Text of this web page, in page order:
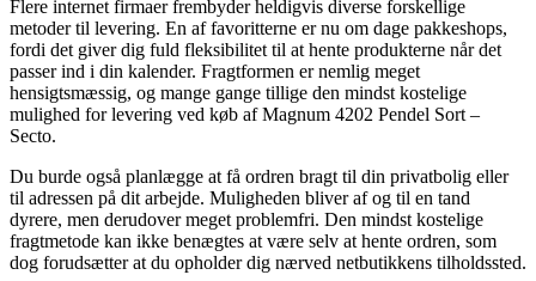
Flere internet firmaer frembyder heldigvis diverse forskellige
metoder til levering. En af favoritterne er nu om dage pakkeshops,
fordi det giver dig fuld fleksibilitet til at hente produkterne når det
passer ind i din kalender. Fragtformen er nemlig meget
hensigtsmæssig, og mange gange tillige den mindst kostelige
mulighed for levering ved køb af Magnum 4202 Pendel Sort –
Secto.
Du burde også planlægge at få ordren bragt til din privatbolig eller
til adressen på dit arbejde. Muligheden bliver af og til en tand
dyrere, men derudover meget problemfri. Den mindst kostelige
fragtmetode kan ikke benægtes at være selv at hente ordren, som
dog forudsætter at du opholder dig nærved netbutikkens tilholdssted.